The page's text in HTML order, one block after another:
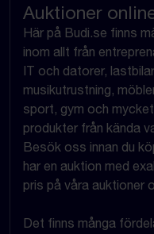
Auktioner
Här på Budi.se finns
inom allt från
IT och datorer,
musikutrustning,
sport, gym och
produkter från kända
Besök oss innan du
har en auktion med
pris på våra auktioner
Det finns många